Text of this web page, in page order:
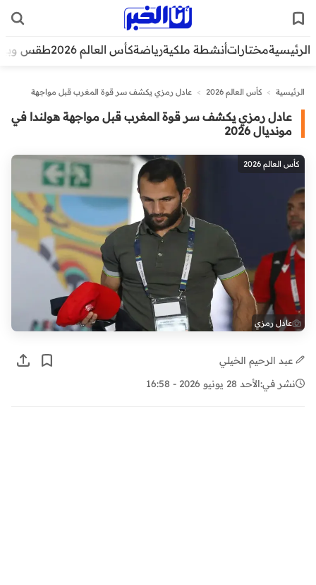
الرئيسيةمختاراتأنشطة ملكيةرياضةكأس العالم 2026 طقس
الرئيسية > كأس العالم 2026 >
عادل رمزي يكشف سر قوة المغرب قبل مواجهة
عادل رمزي يكشف سر قوة المغرب قبل مواجهة هولندا في
مونديال 2026
كأس العالم 2026
عادل رمزي
عبد الرحيم الخيلي
نشر في:الأحد 28 يونيو 2026 - 16:58